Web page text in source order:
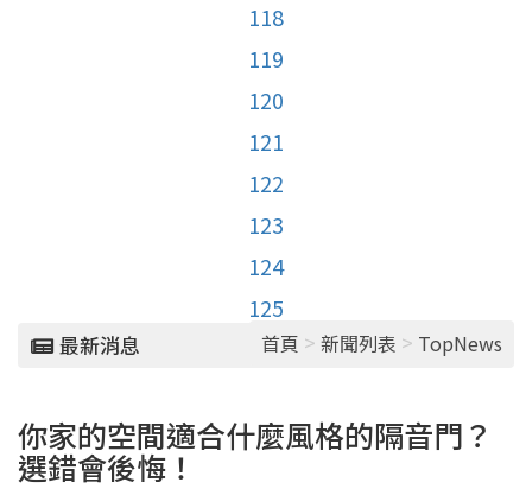
118
119
120
121
122
123
124
125
最新消息 首頁 > 新聞列表 > TopNews
你家的空間適合什麼風格的隔音門？
選錯會後悔！